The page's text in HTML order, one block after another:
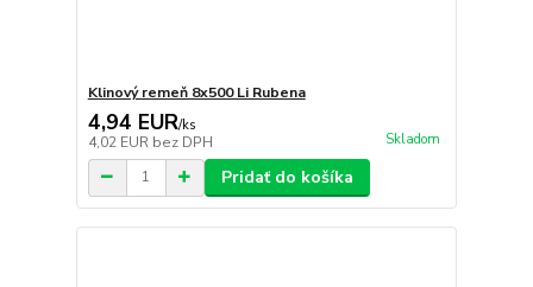
Klinový remeň 8x500 Li Rubena
4,94 EUR/ks
4,02 EUR bez DPH Skladom
Pridať do košíka